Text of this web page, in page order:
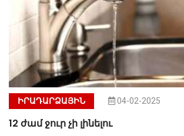
ԻՐԱԴԱՐՁԱՅԻՆ 04-02-2025
12 ժամ ջուր չի լինելու